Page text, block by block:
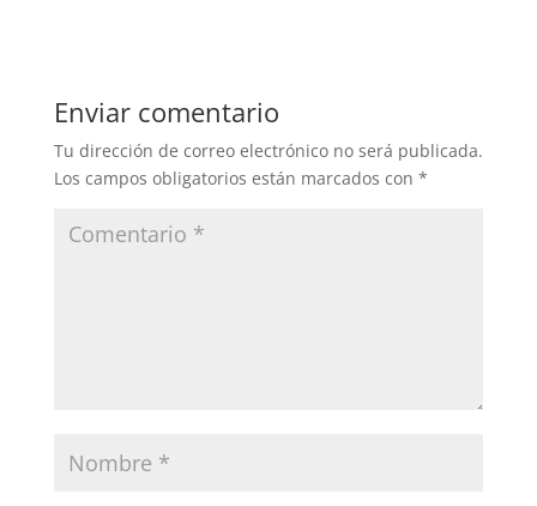
Enviar comentario
Tu dirección de correo electrónico no será publicada.
Los campos obligatorios están marcados con *